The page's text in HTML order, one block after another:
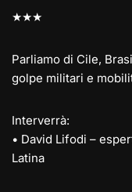
★★★
Parliamo di Cile,
golpe militari e
Interverrà:
• David Lifodi –
Latina